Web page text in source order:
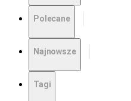
Polecane
Najnowsze
Tagi